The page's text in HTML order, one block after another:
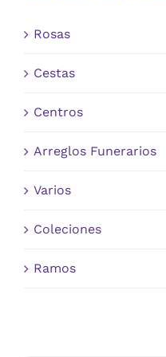
Rosas
Cestas
Centros
Arreglos Funerarios
Varios
Coleciones
Ramos